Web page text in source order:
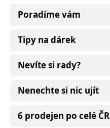
Poradíme vám
Tipy na dárek
Nevíte si rady?
Nenechte si nic ujít
6 prodejen po celé ČR